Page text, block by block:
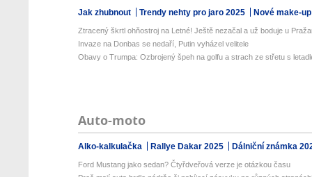
Jak zhubnout Trendy nehty pro jaro 2025 Nové make-
Ztracený škrtl ohňostroj na Letné! Ještě nezačal a už boduje u
Invaze na Donbas se nedaří, Putin vyházel velitele
Obavy o Trumpa: Ozbrojený špeh na golfu a strach ze střetu s
Auto-moto
Alko-kalkulačka Rallye Dakar 2025 Dálniční známka
Ford Mustang jako sedan? Čtyřdveřová verze je otázkou času